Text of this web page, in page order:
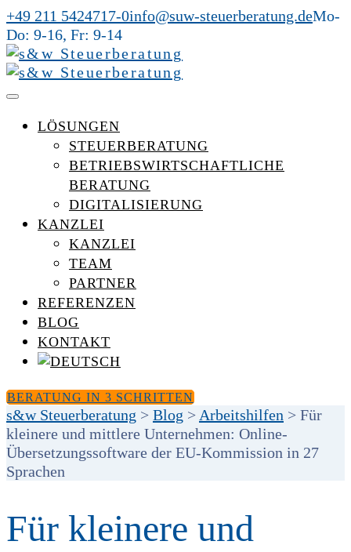
+49 211 5424717-0info@suw-steuerberatung.deMo-
Do: 9-16, Fr: 9-14
LÖSUNGEN
STEUERBERATUNG
BETRIEBSWIRTSCHAFTLICHE
BERATUNG
DIGITALISIERUNG
KANZLEI
KANZLEI
TEAM
PARTNER
REFERENZEN
BLOG
KONTAKT
BERATUNG IN 3 SCHRITTEN
s&w Steuerberatung > Blog > Arbeitshilfen > Für
kleinere und mittlere Unternehmen: Online-
Übersetzungssoftware der EU-Kommission in 27
Sprachen
Für kleinere und